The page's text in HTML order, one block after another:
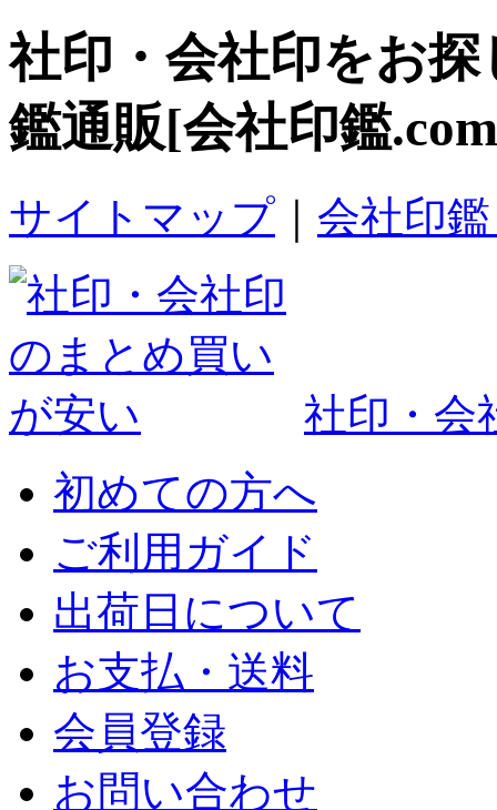
社印・会社印をお
鑑通販[会社印鑑
サイトマップ 会社印
社印・会
初めての方へ
ご利用ガイド
出荷日について
お支払・送料
会員登録
お問い合わせ